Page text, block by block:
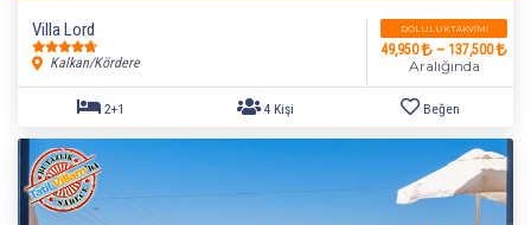
Villa Lord
Kalkan/Kördere
DOLULUK TAKVIMI
49,950 ~ 137,500
Aralığında